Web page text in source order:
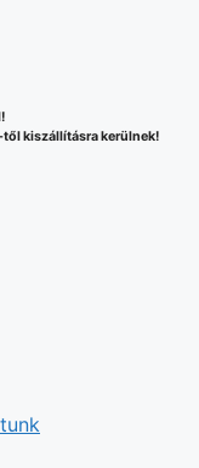
kiszállításra kerülnek!